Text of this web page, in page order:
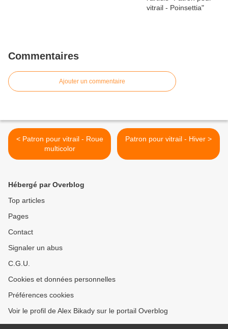
Commentaires
Ajouter un commentaire
< Patron pour vitrail - Roue
multicolor
Patron pour vitrail - Hiver >
Hébergé par Overblog
Top articles
Pages
Contact
Signaler un abus
C.G.U.
Cookies et données personnelles
Préférences cookies
Voir le profil de Alex Bikady sur le portail Overblog